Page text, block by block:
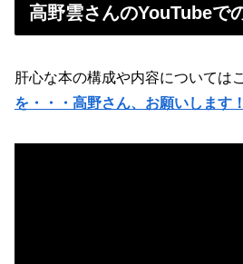
高野雲さんのYouTubeで
肝心な本の構成や内容については
を・・・高野さん、お願いします！